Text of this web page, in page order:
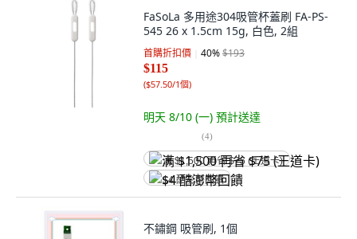
FaSoLa 多用途304吸管杯蓋刷 FA-PS-
545 26 x 1.5cm 15g, 白色, 2組
首購折扣價 40%$193
$115
($57.50/1個)
明天 8/10 (一) 預計送達
(4)
满 $1,500 再省 $75 (王道卡)
$4 酷澎幣回饋
不鏽鋼 吸管刷, 1個